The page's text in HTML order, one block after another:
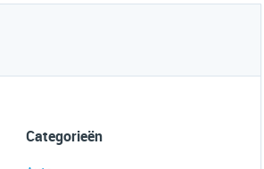
Categorieën